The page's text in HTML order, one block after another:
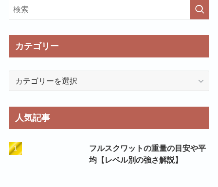
カテゴリー
ー
人気記事
フルスクワットの重量の目安や平
均【レベル別の強さ解説】